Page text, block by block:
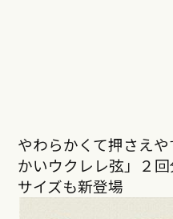
やわらかくて押さえ
かいウクレレ弦」２
サイズも新登場